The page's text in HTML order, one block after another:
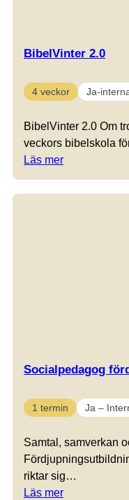
BibelVinter 2.0
4 veckor Ja-
BibelVinter 2.0 Om
veckors bibelskola
Läs mer
Socialpedagog
1 termin Ja –
Samtal, samverkan
riktar sig…
Läs mer